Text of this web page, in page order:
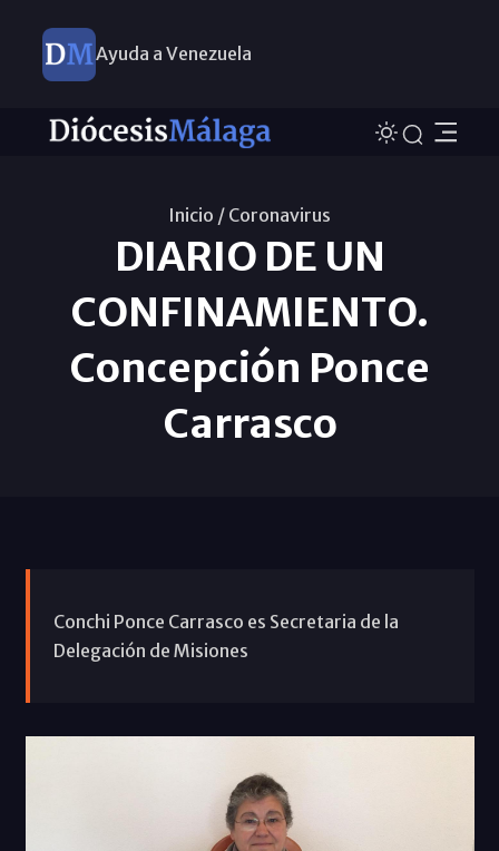
Ayuda a Venezuela
Inicio / Coronavirus
DIARIO DE UN
CONFINAMIENTO.
Concepción Ponce
Carrasco
Conchi Ponce Carrasco es Secretaria de la
Delegación de Misiones